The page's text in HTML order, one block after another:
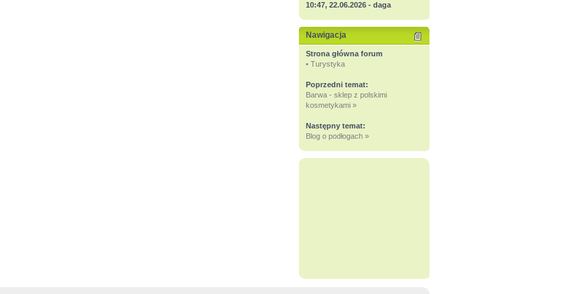
10:47, 22.06.2026 - daga
Nawigacja
Strona główna forum
• Turystyka
Poprzedni temat:
Barwa - sklep z polskimi
kosmetykami »
Następny temat:
Blog o podłogach »